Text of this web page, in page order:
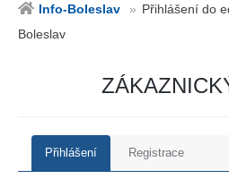
Info-Boleslav
Přihlášení do
Boleslav
Přihlášení Registrace